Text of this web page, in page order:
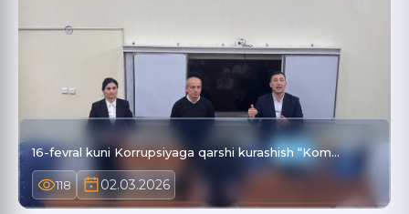
16-fevral kuni Korrupsiyaga qarshi kurashish “Kom…
118 02.03.2026